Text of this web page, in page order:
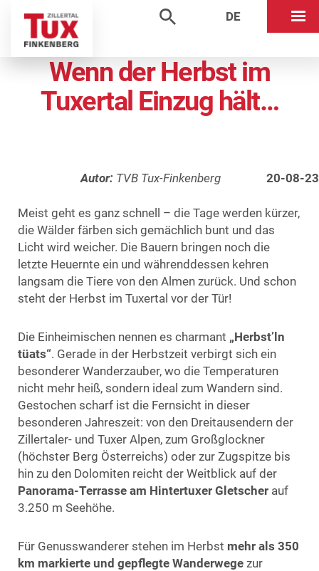
DE
Wenn der Herbst im
Tuxertal Einzug hält…
Autor: TVB Tux-Finkenberg 20-08-23
Meist geht es ganz schnell – die Tage werden kürzer,
die Wälder färben sich gemächlich bunt und das
Licht wird weicher. Die Bauern bringen noch die
letzte Heuernte ein und währenddessen kehren
langsam die Tiere von den Almen zurück. Und schon
steht der Herbst im Tuxertal vor der Tür!
Die Einheimischen nennen es charmant „Herbst’ln
tüats“. Gerade in der Herbstzeit verbirgt sich ein
besonderer Wanderzauber, wo die Temperaturen
nicht mehr heiß, sondern ideal zum Wandern sind.
Gestochen scharf ist die Fernsicht in dieser
besonderen Jahreszeit: von den Dreitausendern der
Zillertaler- und Tuxer Alpen, zum Großglockner
(höchster Berg Österreichs) oder zur Zugspitze bis
hin zu den Dolomiten reicht der Weitblick auf der
Panorama-Terrasse am Hintertuxer Gletscher auf
3.250 m Seehöhe.
Für Genusswanderer stehen im Herbst mehr als 350
km markierte und gepflegte Wanderwege zur